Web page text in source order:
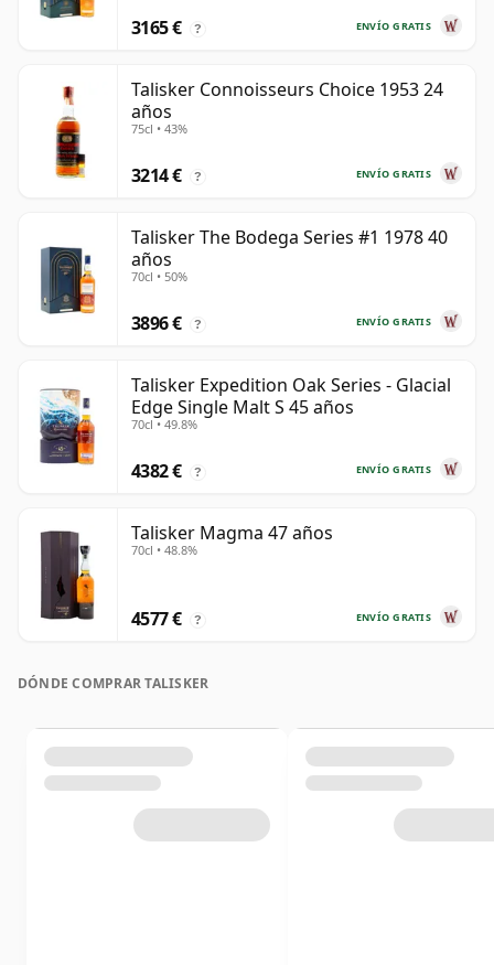
ENVÍO GRATIS
3165 € ?
Talisker Connoisseurs Choice 1953 24
años
75cl • 43%
ENVÍO GRATIS
3214 € ?
Talisker The Bodega Series #1 1978 40
años
70cl • 50%
ENVÍO GRATIS
3896 € ?
Talisker Expedition Oak Series - Glacial
Edge Single Malt S 45 años
70cl • 49.8%
ENVÍO GRATIS
4382 € ?
Talisker Magma 47 años
70cl • 48.8%
ENVÍO GRATIS
4577 € ?
DÓNDE COMPRAR TALISKER